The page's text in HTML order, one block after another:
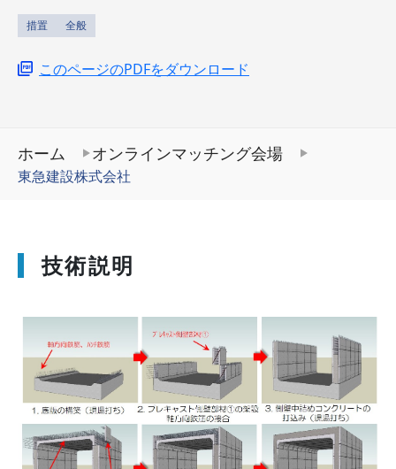
措置 全般
このページのPDFをダウンロード
ホーム オンラインマッチング会場
東急建設株式会社
技術説明